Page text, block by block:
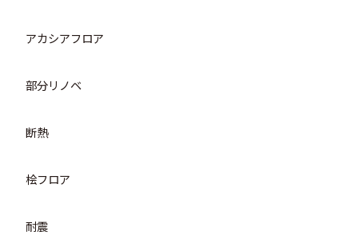
アカシアフロア
部分リノベ
断熱
桧フロア
耐震